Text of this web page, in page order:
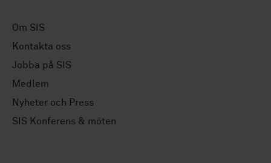
Om SIS
Kontakta oss
Jobba på SIS
Medlem
Nyheter och Press
SIS Konferens & möten